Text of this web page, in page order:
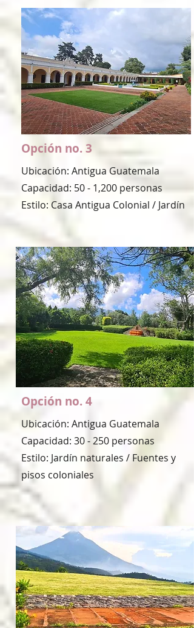
Opción no. 3
Ubicación: Antigua Guatemala
Capacidad: 50 - 1,200 personas
Estilo: Casa Antigua Colonial / Jardín
Opción no. 4
Ubicación: Antigua Guatemala
Capacidad: 30 - 250 personas
Estilo: Jardín naturales / Fuentes y
pisos coloniales